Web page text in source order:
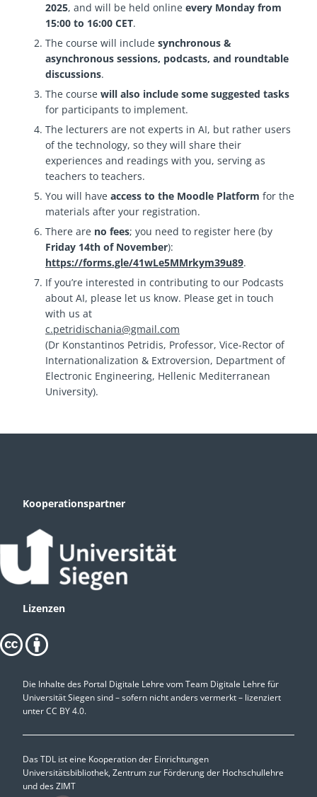
2025, and will be held online every Monday from
15:00 to 16:00 CET.
The course will include synchronous &
asynchronous sessions, podcasts, and roundtable
discussions.
The course will also include some suggested tasks
for participants to implement.
The lecturers are not experts in AI, but rather users
of the technology, so they will share their
experiences and readings with you, serving as
teachers to teachers.
You will have access to the Moodle Platform for the
materials after your registration.
There are no fees; you need to register here (by
Friday 14th of November):
https://forms.gle/41wLe5MMrkym39u89.
If you’re interested in contributing to our Podcasts
about AI, please let us know. Please get in touch
with us at
c.petridischania@gmail.com
(Dr Konstantinos Petridis, Professor, Vice-Rector of
Internationalization & Extroversion, Department of
Electronic Engineering, Hellenic Mediterranean
University).
Kooperationspartner
Lizenzen
Die Inhalte des Portal Digitale Lehre vom Team Digitale Lehre für
Universität Siegen sind – sofern nicht anders vermerkt – lizenziert
unterCC BY 4.0.
Das TDL ist eine Kooperation der Einrichtungen
Universitätsbibliothek, Zentrum zur Förderung der Hochschullehre
und des ZIMT